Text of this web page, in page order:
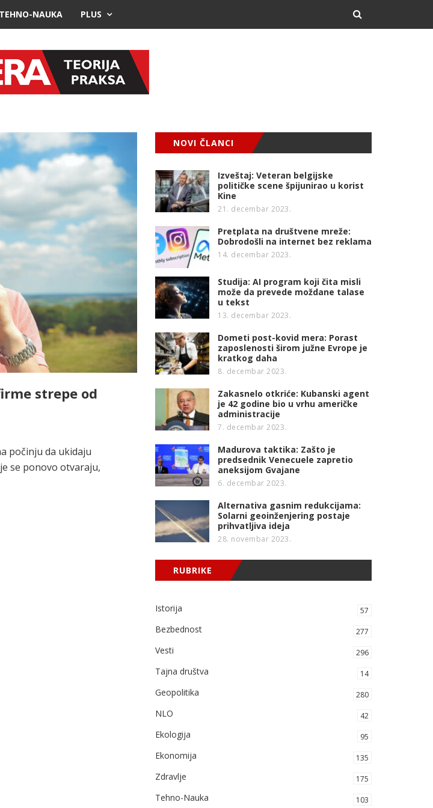
TEHNO-NAUKA PLUS
strepe od
počinju da ukidaju
se ponovo otvaraju,
NOVI ČLANCI
Izveštaj: Veteran belgijske
političke scene špijunirao u korist
Kine
21. decembar 2023.
Pretplata na društvene mreže:
Dobrodošli na internet bez reklama
14. decembar 2023.
Studija: AI program koji čita misli
može da prevede moždane talase
u tekst
13. decembar 2023.
Dometi post-kovid mera: Porast
zaposlenosti širom južne Evrope je
kratkog daha
8. decembar 2023.
Zakasnelo otkriće: Kubanski agent
je 42 godine bio u vrhu američke
administracije
7. decembar 2023.
Madurova taktika: Zašto je
predsednik Venecuele zapretio
aneksijom Gvajane
6. decembar 2023.
Alternativa gasnim redukcijama:
Solarni geoinženjering postaje
prihvatljiva ideja
28. novembar 2023.
RUBRIKE
Istorija 57
Bezbednost 277
Vesti 296
Tajna društva 14
Geopolitika 280
NLO 42
Ekologija 95
Ekonomija 135
Zdravlje 175
Tehno-Nauka 103